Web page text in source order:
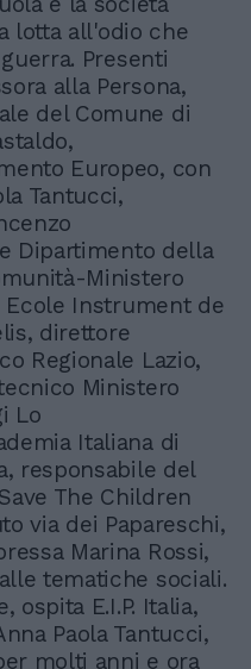
lotta all'odio che
Presenti
alla Persona,
del Comune di
Europeo, con
Tantucci,
Dipartimento della
Ministero
Instrument de
direttore
Regionale Lazio,
Ministero
Lo
Italiana di
responsabile del
The Children
via dei Papareschi,
Marina Rossi,
tematiche sociali.
ospita E.I.P. Italia,
Paola Tantucci,
molti anni e ora